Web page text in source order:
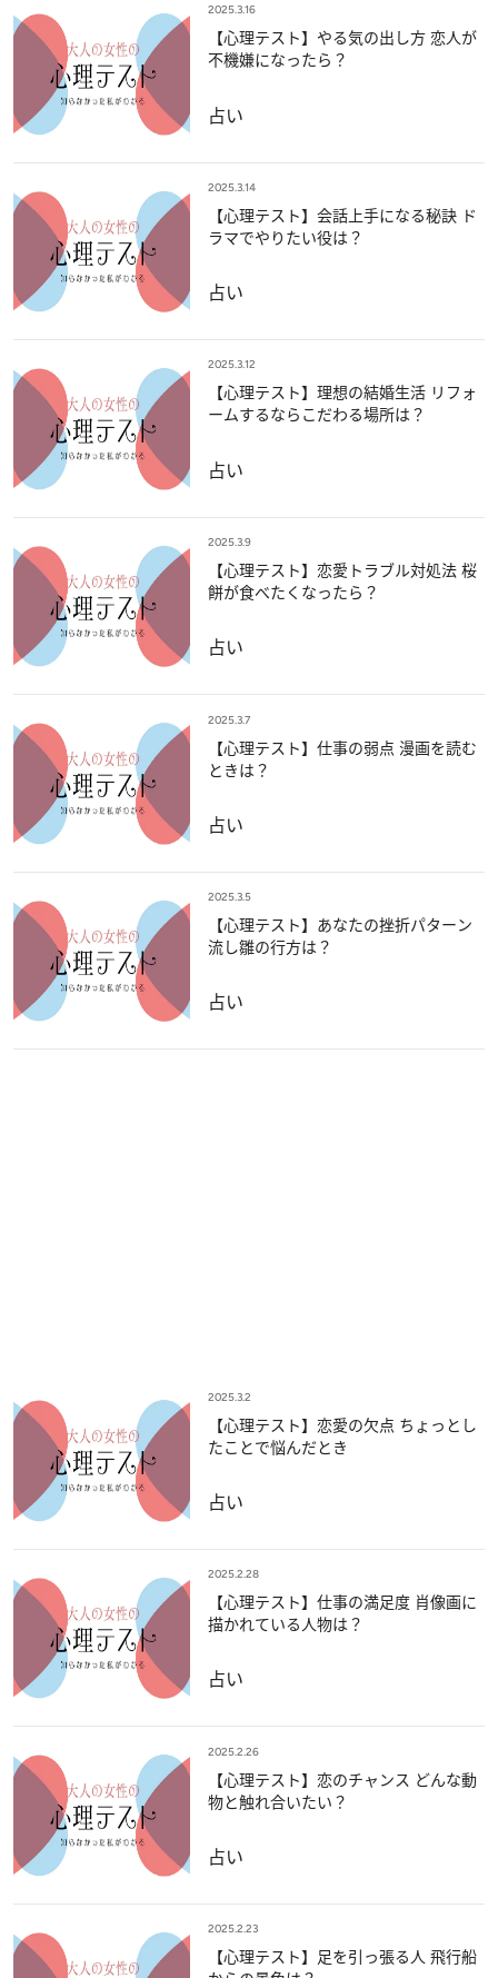
2025.3.16
【心理テスト】やる気の出し方 恋人が
不機嫌になったら？
占い
2025.3.14
【心理テスト】会話上手になる秘訣 ド
ラマでやりたい役は？
占い
2025.3.12
【心理テスト】理想の結婚生活 リフォ
ームするならこだわる場所は？
占い
2025.3.9
【心理テスト】恋愛トラブル対処法 桜
餅が食べたくなったら？
占い
2025.3.7
【心理テスト】仕事の弱点 漫画を読む
ときは？
占い
2025.3.5
【心理テスト】あなたの挫折パターン
流し雛の行方は？
占い
2025.3.2
【心理テスト】恋愛の欠点 ちょっとし
たことで悩んだとき
占い
2025.2.28
【心理テスト】仕事の満足度 肖像画に
描かれている人物は？
占い
2025.2.26
【心理テスト】恋のチャンス どんな動
物と触れ合いたい？
占い
2025.2.23
【心理テスト】足を引っ張る人 飛行船